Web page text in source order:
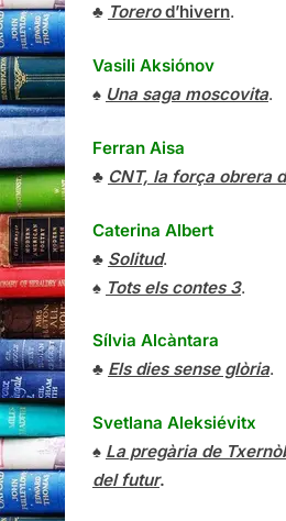
♣ Torerod’hivern.
Vasili Aksiónov
♠ Una saga moscovita.
Ferran Aisa
♣ CNT, la força obrera
Caterina Albert
♣ Solitud.
♠ Tots els contes 3.
Sílvia Alcàntara
♣ Els dies sense glòria.
Svetlana Aleksiévitx
♠ La pregària de
del futur.